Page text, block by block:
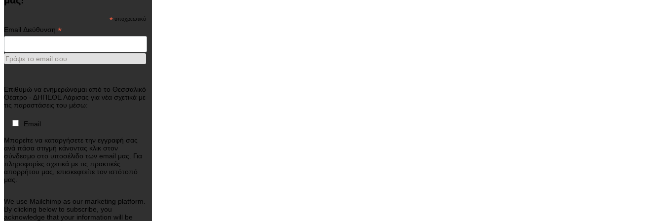
* υποχρεωτικό
Email Διεύθυνση *
Γράψε το email σου
Επιθυμώ να ενημερώνομαι από το Θεσσαλικό
Θέατρο - ΔΗΠΕΘΕ Λάρισας για νέα σχετικά με
τις παραστάσεις του μέσω:
Email
Μπορείτε να καταργήσετε την εγγραφή σας
ανά πάσα στιγμή κάνοντας κλικ στον
σύνδεσμο στο υποσέλιδο των email μας. Για
πληροφορίες σχετικά με τις πρακτικές
απορρήτου μας, επισκεφτείτε τον ιστότοπό
μας.
We use Mailchimp as our marketing platform.
By clicking below to subscribe, you
acknowledge that your information will be